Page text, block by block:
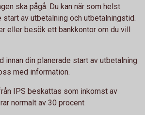
ska pågå. Du kan när som helst
start av utbetalning och utbetalningstid.
eller besök ett bankkontor om du vill
innan din planerade start av utbetalning
med information.
IPS beskattas som inkomst av
normalt av 30 procent